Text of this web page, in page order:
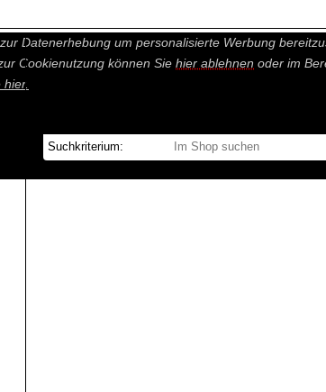
notwendige Cookies gesetzt. Technisch nicht
Datenerhebung um personalisierte Werbung
Cookienutzung können Sie hier ablehnen oder im
hier.